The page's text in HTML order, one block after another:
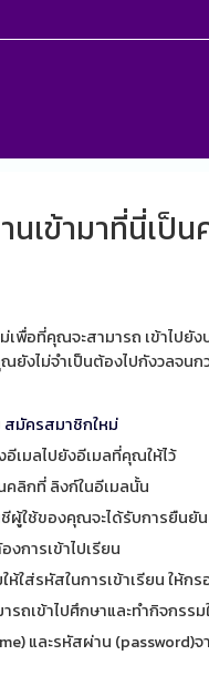
นเข้ามาที่นี่เป็
พื่อที่คุณจะสามารถ เข้าไปยัง
ยังไม่จำเป็นต้องไปกังวลจน
สมัครสมาชิกใหม่
อีเมลไปยังอีเมลที่คุณให้ไว้
คลิกที่ ลิงก์ในอีเมลนั้น
ผู้ใช้ของคุณจะได้รับการยืนยั
งการเข้าไปเรียน
ห้ใส่รหัสในการเข้าเรียน ให้
ถเข้าไปศึกษาและทำกิจกรร
และรหัสผ่าน (password)